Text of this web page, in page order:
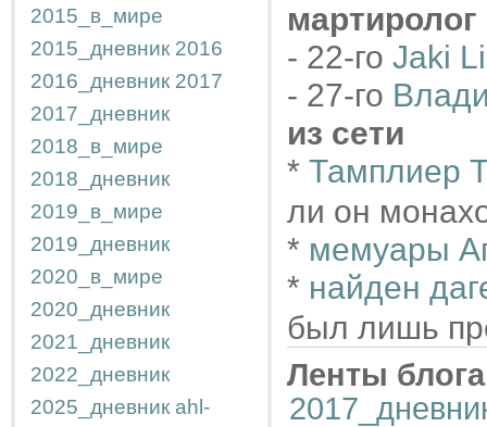
2015_в_мире
2015_дневник 2016
2016_дневник 2017
2017_дневник
2018_в_мире
2018_дневник
2019_в_мире
2019_дневник
2020_в_мире
2020_дневник
2021_дневник
2022_дневник
2025_дневник ahl-
мартиролог
- 22-го Jaki
- 27-го
из сети
* Тамплиер
ли он
* мемуары
* найден
был лишь
Ленты